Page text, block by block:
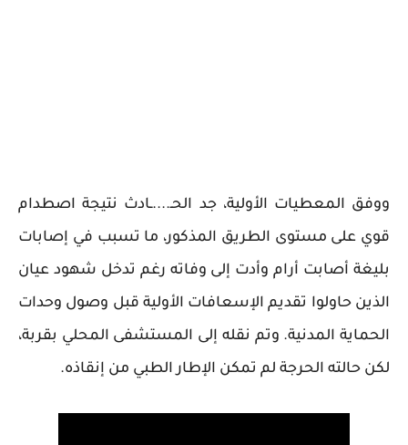
ووفق المعطيات الأولية، جد الحـ....ـادث نتيجة اصطدام
قوي على مستوى الطريق المذكور، ما تسبب في إصابات
بليغة أصابت أرام وأدت إلى وفاته رغم تدخل شهود عيان
الذين حاولوا تقديم الإسعافات الأولية قبل وصول وحدات
الحماية المدنية. وتم نقله إلى المستشفى المحلي بقربة،
لكن حالته الحرجة لم تمكن الإطار الطبي من إنقاذه.